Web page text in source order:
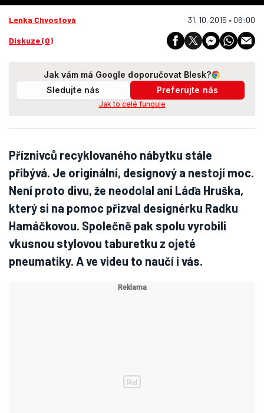
Lenka Chvostová 31. 10. 2015 • 06:00
Diskuze (0)
Jak vám má Google doporučovat Blesk?
Sledujte nás
Preferujte nás
Jak to celé funguje
Příznivců recyklovaného nábytku stále
přibývá. Je originální, designový a nestojí moc.
Není proto divu, že neodolal ani Láďa Hruška,
který si na pomoc přizval designérku Radku
Hamáčkovou. Společně pak spolu vyrobili
vkusnou stylovou taburetku z ojeté
pneumatiky. A ve videu to naučí i vás.